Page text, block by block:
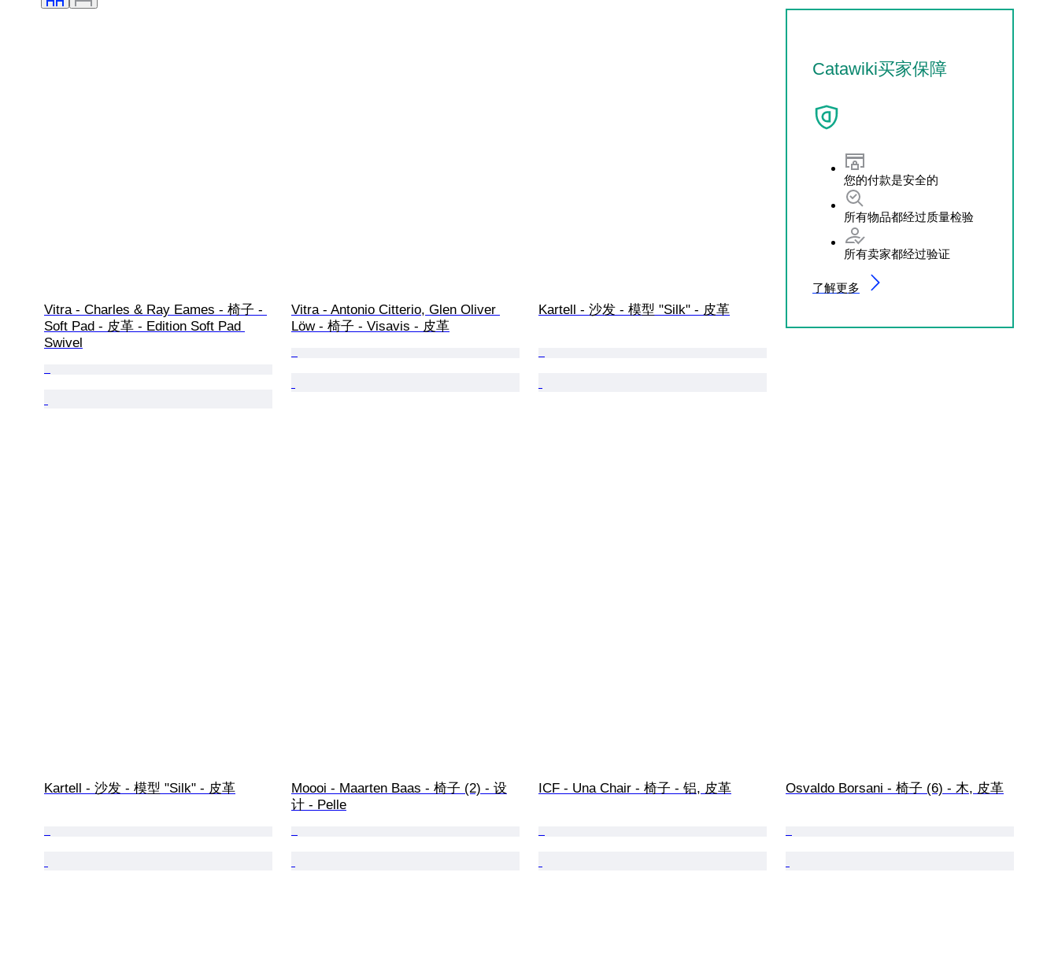
Catawiki买家保障
您的付款是安全的
所有物品都经过质量检验
所有卖家都经过验证
了解更多
Vitra - Charles & Ray Eames - 椅子 -
Soft Pad - 皮革 - Edition Soft Pad
Swivel
Vitra - Antonio Citterio, Glen Oliver
Löw - 椅子 - Visavis - 皮革
Kartell - 沙发 - 模型 "Silk" - 皮革
Kartell - 沙发 - 模型 "Silk" - 皮革
Moooi - Maarten Baas - 椅子 (2) - 设
计 - Pelle
ICF - Una Chair - 椅子 - 铝, 皮革 Osvaldo Borsani - 椅子 (6) - 木, 皮革